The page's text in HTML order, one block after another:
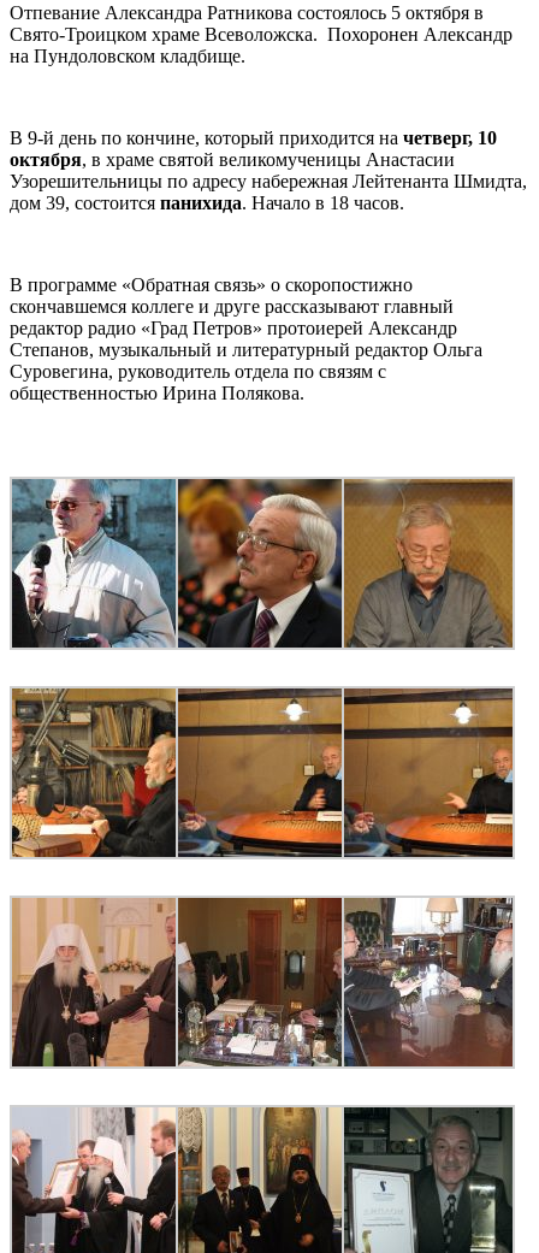
Отпевание Александра Ратникова состоялось 5 октября в
Свято-Троицком храме Всеволожска. Похоронен Александр
на Пундоловском кладбище.
В 9-й день по кончине, который приходится на четверг, 10
октября, в храме святой великомученицы Анастасии
Узорешительницы по адресу набережная Лейтенанта Шмидта,
дом 39, состоится панихида. Начало в 18 часов.
В программе «Обратная связь» о скоропостижно
скончавшемся коллеге и друге рассказывают главный
редактор радио «Град Петров» протоиерей Александр
Степанов, музыкальный и литературный редактор Ольга
Суровегина, руководитель отдела по связям с
общественностью Ирина Полякова.